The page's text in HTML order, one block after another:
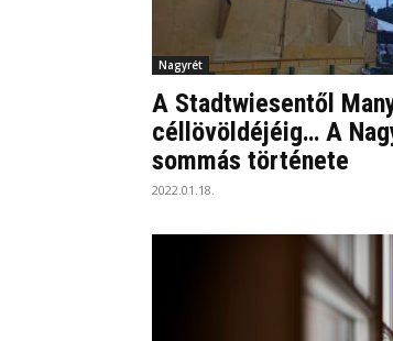
Nagyrét
A Stadtwiesentől
céllövöldéjéig… A
sommás története
2022.01.18.